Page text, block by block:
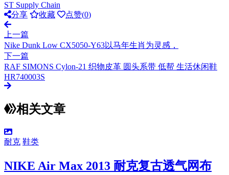
ST Supply Chain
分享
收藏 点赞(0)
上一篇
Nike Dunk Low CX5050-Y63以马年生肖为灵感，
下一篇
RAF SIMONS Cylon-21 织物皮革 圆头系带 低帮 生活休闲鞋
HR740003S
相关文章
耐克 鞋类
NIKE Air Max 2013 耐克复古透气网布